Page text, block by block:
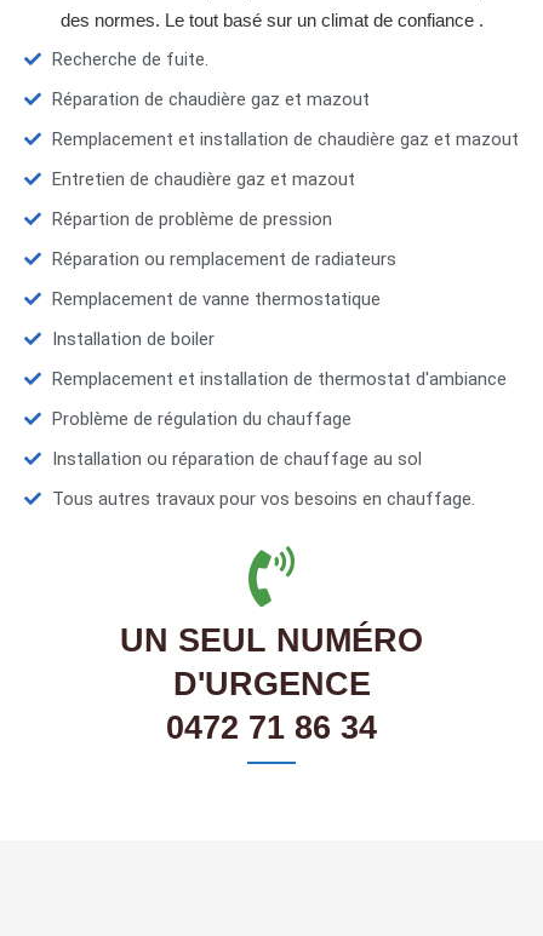
des normes. Le tout basé sur un climat de confiance .
Recherche de fuite.
Réparation de chaudière gaz et mazout
Remplacement et installation de chaudière gaz et mazout
Entretien de chaudière gaz et mazout
Répartion de problème de pression
Réparation ou remplacement de radiateurs
Remplacement de vanne thermostatique
Installation de boiler
Remplacement et installation de thermostat d'ambiance
Problème de régulation du chauffage
Installation ou réparation de chauffage au sol
Tous autres travaux pour vos besoins en chauffage.
UN SEUL NUMÉRO
D'URGENCE
0472 71 86 34